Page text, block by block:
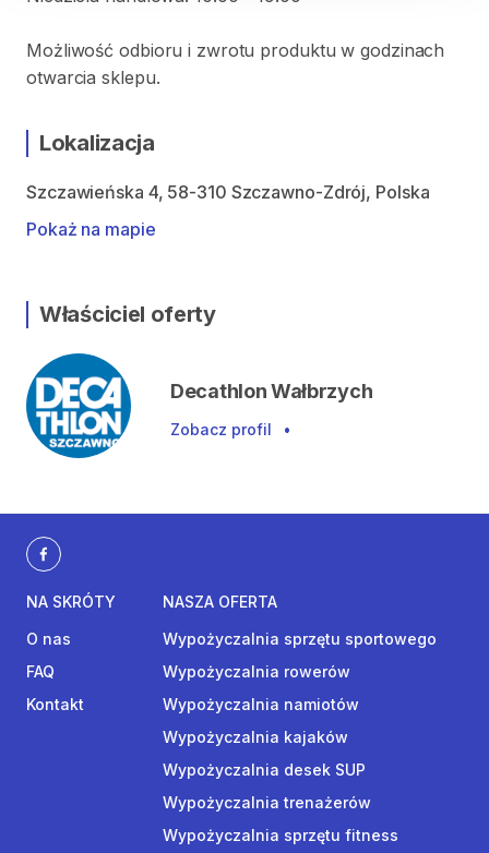
Możliwość odbioru i zwrotu produktu w godzinach
otwarcia sklepu.
Lokalizacja
Szczawieńska 4, 58-310 Szczawno-Zdrój, Polska
Pokaż na mapie
Właściciel oferty
Decathlon Wałbrzych
Zobacz profil •
NA SKRÓTY
O nas
FAQ
Kontakt
NASZA OFERTA
Wypożyczalnia sprzętu sportowego
Wypożyczalnia rowerów
Wypożyczalnia namiotów
Wypożyczalnia kajaków
Wypożyczalnia desek SUP
Wypożyczalnia trenażerów
Wypożyczalnia sprzętu fitness